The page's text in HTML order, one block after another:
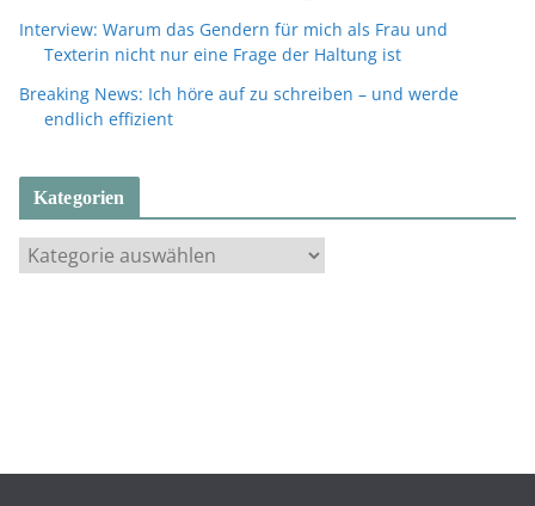
Interview: Warum das Gendern für mich als Frau und
Texterin nicht nur eine Frage der Haltung ist
Breaking News: Ich höre auf zu schreiben – und werde
endlich effizient
Kategorien
a